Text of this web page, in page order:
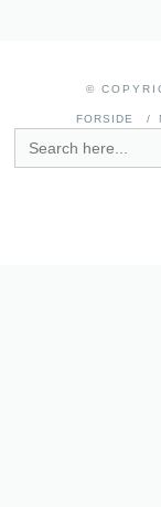
©
FORSIDE
SEARCH
FOR: